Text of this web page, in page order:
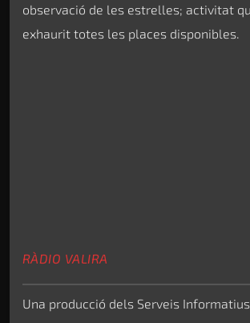
observació de les estrelles; activitat
exhaurit totes les places disponibles.
RÀDIO VALIRA
Una producció dels Serveis